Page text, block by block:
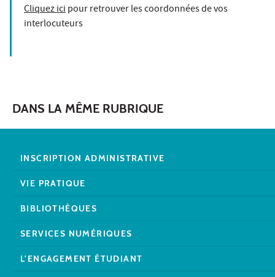
Cliquez icipour retrouver les coordonnées de vos
interlocuteurs
DANS LA MÊME RUBRIQUE
INSCRIPTION ADMINISTRATIVE
VIE PRATIQUE
BIBLIOTHÈQUES
SERVICES NUMÉRIQUES
L'ENGAGEMENT ÉTUDIANT